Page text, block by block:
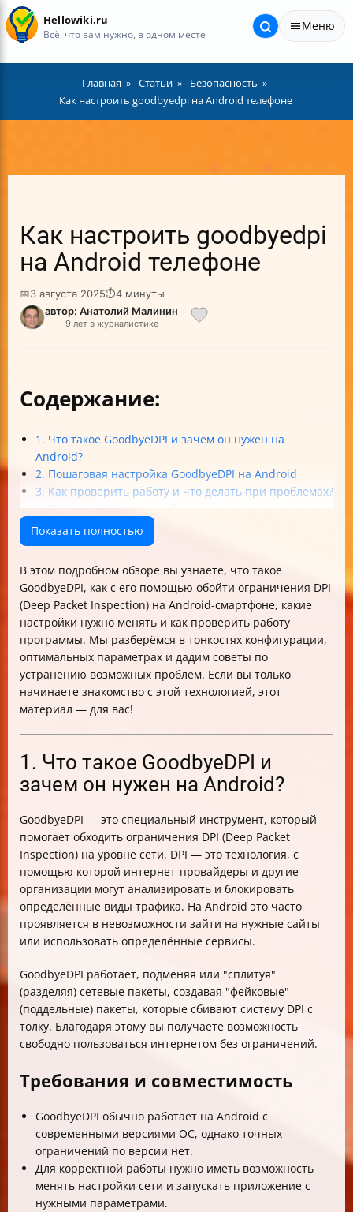
Hellowiki.ru
Всё, что вам нужно, в одном месте
Меню
Главная Статьи
Безопасность
Как настроить goodbyedpi на Android телефоне
Как настроить goodbyedpi
на Android телефоне
📅3 августа 2025⏱4 минуты
автор: Анатолий Малинин
9 лет в журналистике
Содержание:
1. Что такое GoodbyeDPI и зачем он нужен на
Android?
2. Пошаговая настройка GoodbyeDPI на Android
3. Как проверить работу и что делать при проблемах?
4. Производительность, безопасность и
конфиденциальность
Итоговые советы для новичков
Показать полностью
В этом подробном обзоре вы узнаете, что такое
GoodbyeDPI, как с его помощью обойти ограничения DPI
(Deep Packet Inspection) на Android-смартфоне, какие
настройки нужно менять и как проверить работу
программы. Мы разберёмся в тонкостях конфигурации,
оптимальных параметрах и дадим советы по
устранению возможных проблем. Если вы только
начинаете знакомство с этой технологией, этот
материал — для вас!
1. Что такое GoodbyeDPI и
зачем он нужен на Android?
GoodbyeDPI — это специальный инструмент, который
помогает обходить ограничения DPI (Deep Packet
Inspection) на уровне сети. DPI — это технология, с
помощью которой интернет-провайдеры и другие
организации могут анализировать и блокировать
определённые виды трафика. На Android это часто
проявляется в невозможности зайти на нужные сайты
или использовать определённые сервисы.
GoodbyeDPI работает, подменяя или "сплитуя"
(разделяя) сетевые пакеты, создавая "фейковые"
(поддельные) пакеты, которые сбивают систему DPI с
толку. Благодаря этому вы получаете возможность
свободно пользоваться интернетом без ограничений.
Требования и совместимость
GoodbyeDPI обычно работает на Android с
современными версиями ОС, однако точных
ограничений по версии нет.
Для корректной работы нужно иметь возможность
менять настройки сети и запускать приложение с
нужными параметрами.